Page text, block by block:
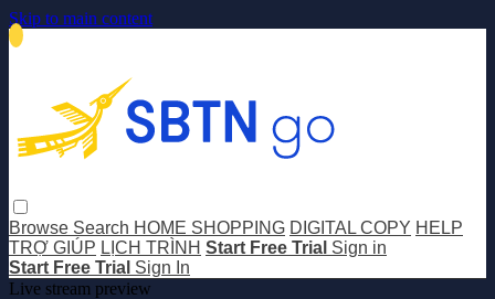
Skip to main content
Browse Search HOME SHOPPING DIGITAL COPY HELP
TRỢ GIÚP LỊCH TRÌNH Start Free Trial Sign in
Start Free Trial Sign In
Live stream preview